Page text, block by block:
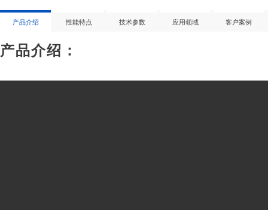
产品介绍 性能特点 技术参数 应用领域 客户案例
产品介绍：